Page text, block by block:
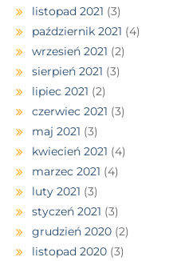
listopad 2021 (3)
październik 2021 (4)
wrzesień 2021 (2)
sierpień 2021 (3)
lipiec 2021 (2)
czerwiec 2021 (3)
maj 2021 (3)
kwiecień 2021 (4)
marzec 2021 (4)
luty 2021 (3)
styczeń 2021 (3)
grudzień 2020 (2)
listopad 2020 (3)